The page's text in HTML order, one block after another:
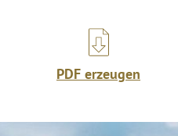
PDF erzeugen